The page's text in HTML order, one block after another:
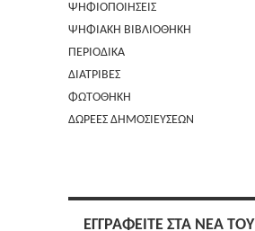
ΨΗΦΙΟΠΟΙΗΣΕΙΣ
ΨΗΦΙΑΚΗ ΒΙΒΛΙΟΘΗΚΗ
ΠΕΡΙΟΔΙΚΑ
ΔΙΑΤΡΙΒΕΣ
ΑΠΟΣΤΟΛΗ ΠΕΡΙΛΗΨΗΣ
ΦΩΤΟΘΗΚΗ
ΔΩΡΕΕΣ ΔΗΜΟΣΙΕΥΣΕΩΝ
ΕΓΓΡΑΦΕΙΤΕ ΣΤΑ ΝΕΑ ΤΟΥ